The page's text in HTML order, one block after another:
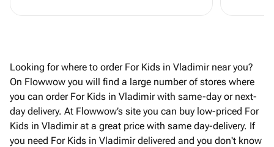
Looking for where to order For Kids in Vladimir near you?
On Flowwow you will find a large number of stores where
you can order For Kids in Vladimir with same-day or next-
day delivery. At Flowwow’s site you can buy low-priced For
Kids in Vladimir at a great price with same day-delivery. If
you need For Kids in Vladimir delivered and you don't know